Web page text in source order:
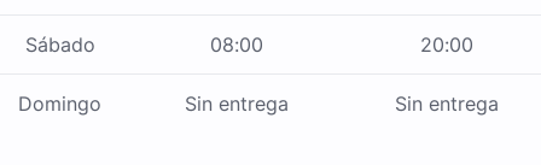
Sábado 08:00 20:00
Domingo Sin entrega Sin entrega